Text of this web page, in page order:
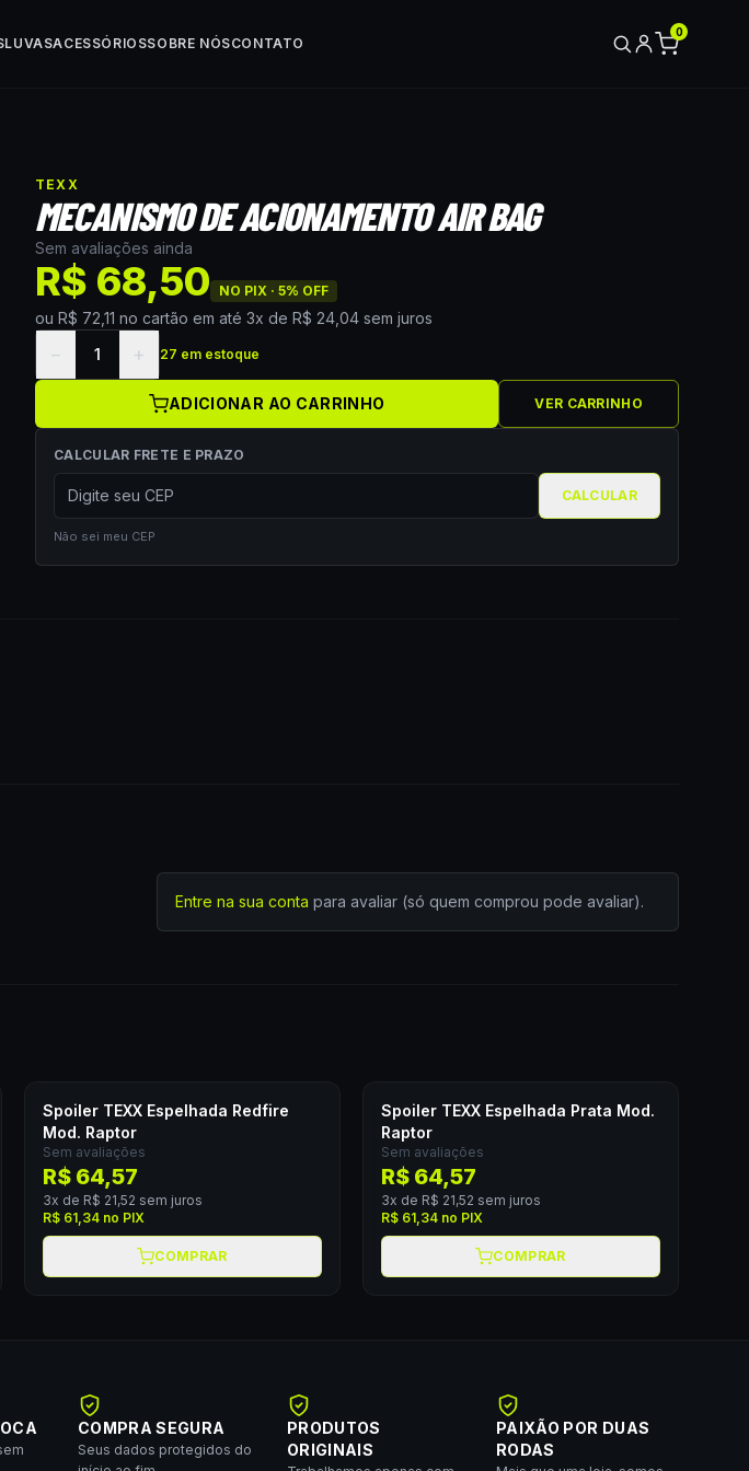
LUVASACESSÓRIOSSOBRE NÓSCONTATO
0
TEXX
MECANISMO DE ACIONAMENTO AIR BAG
Sem avaliações ainda
R$ 68,50 NO PIX · 5% OFF
ou R$ 72,11 no cartão em até 3x de R$ 24,04 sem juros
− 1 + 27 em estoque
ADICIONAR AO CARRINHO VER CARRINHO
CALCULAR FRETE E PRAZO
CALCULAR
Não sei meu CEP
Entre na sua conta para avaliar (só quem comprou pode avaliar).
Spoiler TEXX Espelhada Redfire
Mod. Raptor
Sem avaliações
R$ 64,57
3x de R$ 21,52 sem juros
R$ 61,34 no PIX
COMPRAR
Spoiler TEXX Espelhada Prata Mod.
Raptor
Sem avaliações
R$ 64,57
3x de R$ 21,52 sem juros
R$ 61,34 no PIX
COMPRAR
COMPRA SEGURA
Seus dados protegidos do
PRODUTOS
ORIGINAIS
PAIXÃO POR DUAS
RODAS